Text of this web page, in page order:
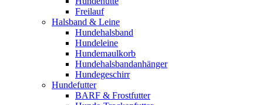
Freilauf
Halsband & Leine
Hundehalsband
Hundeleine
Hundemaulkorb
Hundehalsbandanhänger
Hundegeschirr
Hundefutter
BARF & Frostfutter